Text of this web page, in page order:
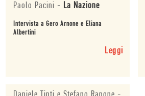
Paolo Pacini - La Nazione
Intervista a Gero Arnone e Eliana
Albertini
Leggi